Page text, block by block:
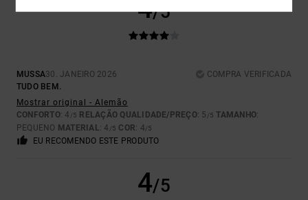
4/5
MUSSA30. JANEIRO 2026
COMPRA VERIFICADA
TUDO BEM.
Mostrar original - Alemão
CONFORTO: 4 /5 RELAÇÃO QUALIDADE/PREÇO: 5 /5 TAMANHO:
PEQUENO MATERIAL: 4 /5 COR: 4/5
EU RECOMENDO ESTE PRODUTO
4/5